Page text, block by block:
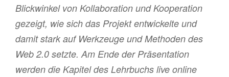
Blickwinkel von Kollaboration und Kooperation
gezeigt, wie sich das Projekt entwickelte und
damit stark auf Werkzeuge und Methoden des
Web 2.0 setzte. Am Ende der Präsentation
werden die Kapitel des Lehrbuchs live online